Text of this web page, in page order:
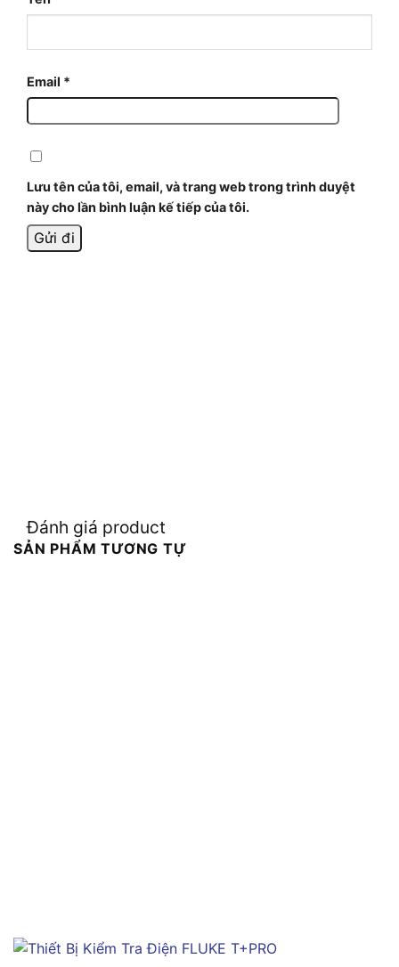
Email *
Lưu tên của tôi, email, và trang web trong trình duyệt
này cho lần bình luận kế tiếp của tôi.
Đánh giá product
SẢN PHẨM TƯƠNG TỰ